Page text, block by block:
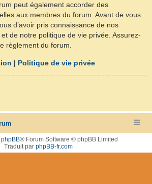
peut également accorder des
aux membres du forum. Avant de vous
d’avoir pris connaissance de nos
et de notre politique de vie privée. Assurez-
règlement du forum.
| Politique de vie privée
phpBB® Forum Software © phpBB Limited
Traduit par phpBB-fr.com